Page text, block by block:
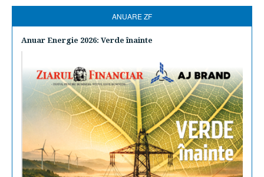
ANUARE ZF
Anuar Energie 2026: Verde înainte